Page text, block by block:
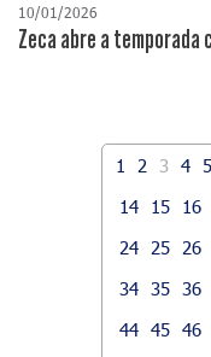
10/01/2026
Zeca abre a temporada
1 2 3 4 5
14
15 16
24
25 26
34 35 36
44 45 46